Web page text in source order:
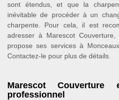
sont étendus, et que la
inévitable de procéder à un
charpente. Pour cela, il est
adresser à Marescot
propose ses services à
Contactez-le pour plus de détails.
Marescot
professionnel